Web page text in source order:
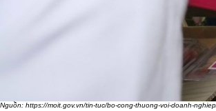
Nguồn: https://moit.gov.vn/tin-tuc/bo-cong-thuong-voi-doanh-